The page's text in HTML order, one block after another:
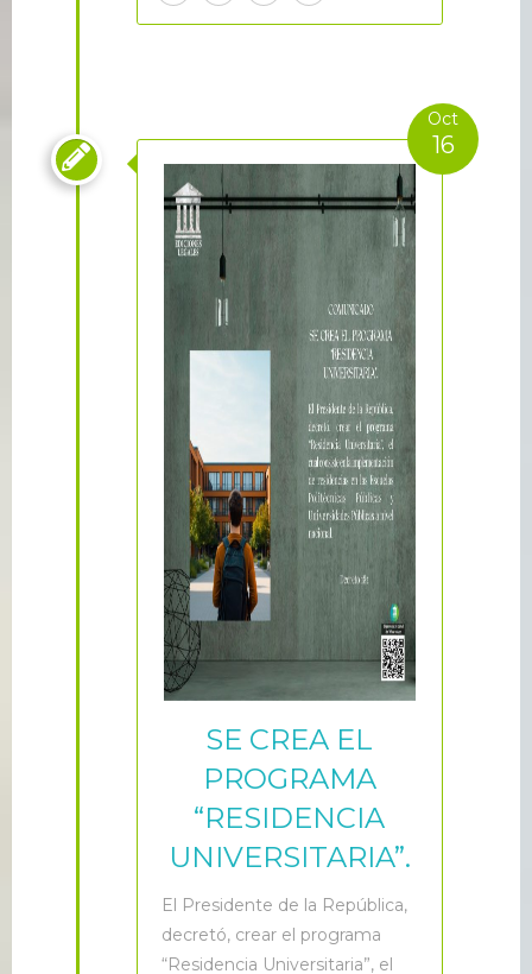

SE CREA EL
PROGRAMA
“RESIDENCIA
UNIVERSITARIA”.
Oct
16
El Presidente de la República,
decretó, crear el programa
“Residencia Universitaria”, el